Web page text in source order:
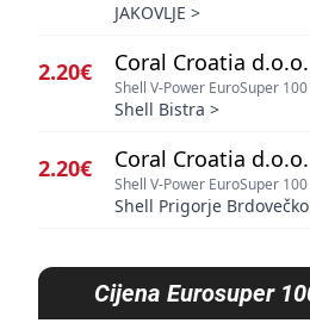
JAKOVLJE >
2.20€ Coral Croatia d.o.o.
Shell V-Power EuroSuper 100
Shell Bistra >
2.20€ Coral Croatia d.o.o.
Shell V-Power EuroSuper 100
Shell Prigorje Brdovečko
Cijena Eurosuper